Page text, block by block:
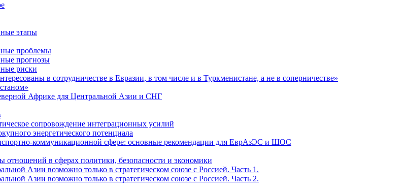
этапы
проблемы
прогнозы
риски
в сотрудничестве в Евразии, в том числе и в Туркменистане, а не в соперничестве»
Африке для Центральной Азии и СНГ
сопровождение интеграционных усилий
энергетического потенциала
коммуникационной сфере: основные рекомендации для ЕврАзЭС и ШОС
отношений в сферах политики, безопасности и экономики
Азии возможно только в стратегическом союзе с Россией. Часть 1.
Азии возможно только в стратегическом союзе с Россией. Часть 2.